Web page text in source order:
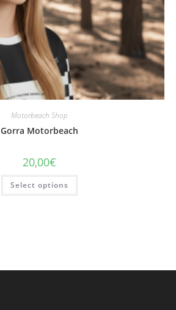
Motorbeach Shop
Gorra Motorbeach
20,00€
Select options